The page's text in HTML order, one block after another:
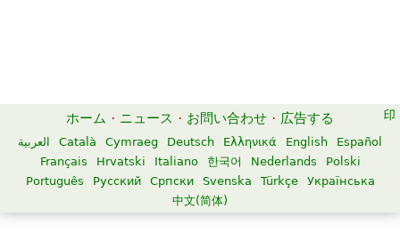
ホーム · ニュース · お問い合わせ · 広告する
العربية Català Cymraeg Deutsch Ελληνικά English
Español
Français
Hrvatski Italiano 한국어 Nederlands
Polski
Português
Русский Српски Svenska Türkçe
Українська
中文(简体)